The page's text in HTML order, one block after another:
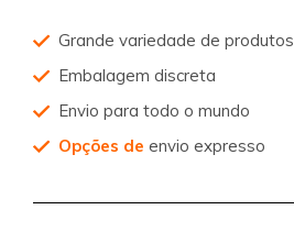
Grande variedade de produtos
Embalagem discreta
Envio para todo o mundo
Opções de envio expresso